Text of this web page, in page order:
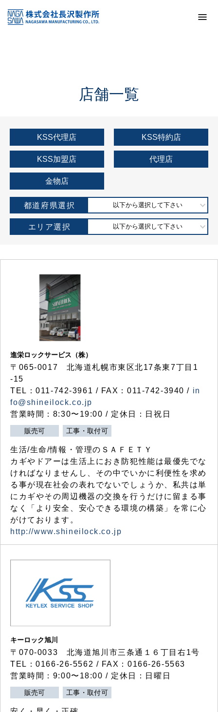
KSS加盟店・取扱店情報
店舗一覧
店舗一覧
KSS代理店 KSS特約店
KSS加盟店 代理店
金物店
都道府県選択 以下から選択して下さい
エリア選択 以下から選択して下さい
進栄ロックサービス（株）
〒065-0017 北海道札幌市東区北17条東7丁目1
-15
TEL：011-742-3961 / FAX：011-742-3940 / in
fo@shineilock.co.jp
営業時間：8:30〜19:00 / 定休日：日祝日
販売可 工事・取付可
生活/生命/情報・管理のＳＡＦＥＴＹ
カギやドアーは生活上におき防犯性能は最優先でな
ければなりませんし、その中でいかに利便性を求め
る事が現在社会の表れでないでしょうか、私共は単
にカギやその周辺機器の交換を行うだけに留まる事
なく「より安全、安心できる環境の構築」を常に心
がけております。
http://www.shineilock.co.jp
キーロック旭川
〒070-0033 北海道旭川市三条通１６丁目右1号
TEL：0166-26-5562 / FAX：0166-26-5563
営業時間：9:00〜18:00 / 定休日：日曜日
販売可 工事・取付可